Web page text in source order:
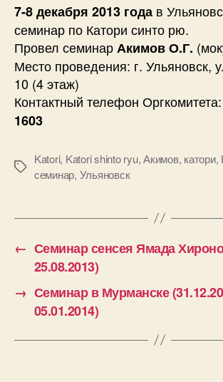
7-8 декабря 2013 года в
семинар по Катори синто рю.
Провел семинарАкимов О.Г.
Место проведения: г. Ульяновск,
10 (4 этаж)
Контактный телефон Оргкомитета:
1603
Метки
Katori, Katori shinto ryu,Акимов, катори,
семинар, Ульяновск
← Семинар сенсея Ямада
25.08.2013)
→ Семинар в Мурманске
05.01.2014)